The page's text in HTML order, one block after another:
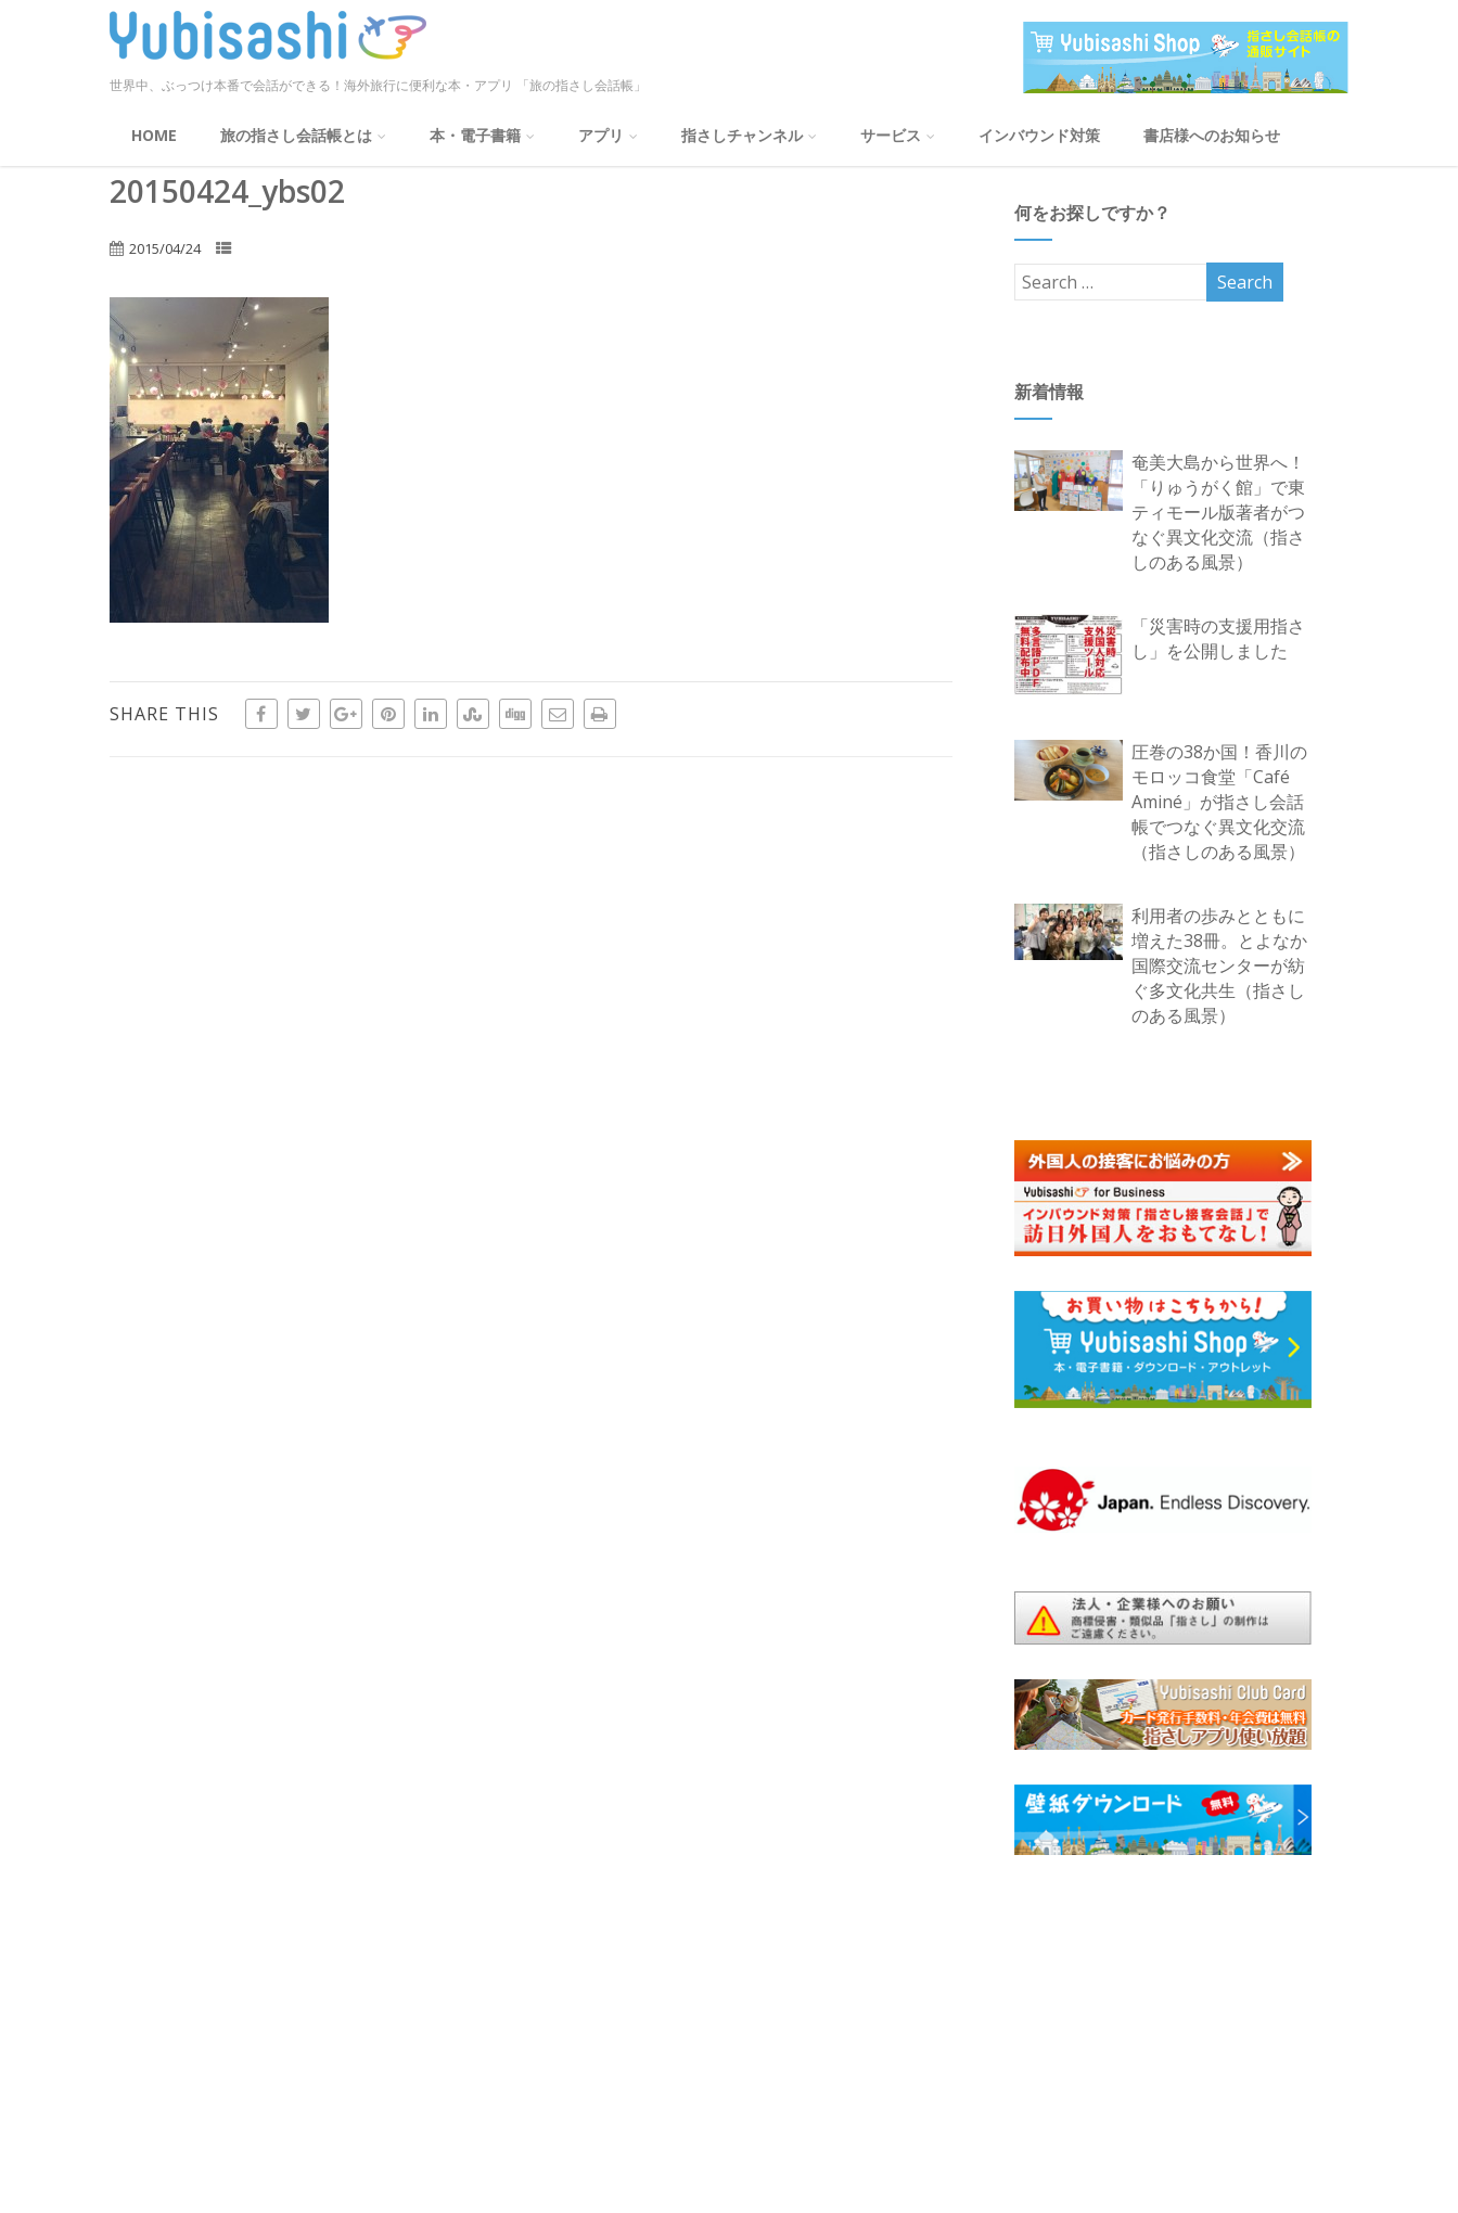
世界中、ぶっつけ本番で会話ができる！海外旅行に便利な本・アプリ 「旅の指さし会話帳」
HOME 旅の指さし会話帳とは 本・電子書籍 アプリ 指さしチャンネル サービス インバウンド対策 書店様へのお知らせ
20150424_ybs02
2015/04/24
SHARE THIS
何をお探しですか？
新着情報
奄美大島から世界へ！
「りゅうがく館」で東
ティモール版著者がつ
なぐ異文化交流（指さ
しのある風景）
「災害時の支援用指さ
し」を公開しました
圧巻の38か国！香川の
モロッコ食堂「Café
Aminé」が指さし会話
帳でつなぐ異文化交流
（指さしのある風景）
利用者の歩みとともに
増えた38冊。とよなか
国際交流センターが紡
ぐ多文化共生（指さし
のある風景）